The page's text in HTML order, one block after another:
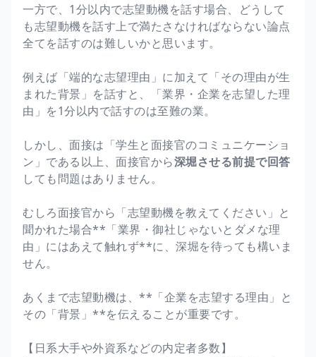
一方で、1分以内で志望動機を話す場合、どうして
も志望動機を話す上で満たさなければならない論点
全てを話すのは難しいかと思います。
例えば「端的な志望理由」に加えて「その理由が生
まれた背景」を話すと、「業界・企業を志望した理
由」を1分以内で話すのは至難の業。
しかし、面接は「学生と面接官のコミュニケーショ
ン」である以上、面接官から深堀させる前提で回答
しても問題はありません。
むしろ面接官から「志望動機を教えてください」と
聞かれた場合**「業界・御社じゃないとダメな理
由」にはあえて触れず**に、深堀を待っても構いま
せん。
あくまで志望動機は、**「企業を志望する理由」と
その「背景」**を伝えることが重要です。
【日系大手や外資系などの内定者多数】